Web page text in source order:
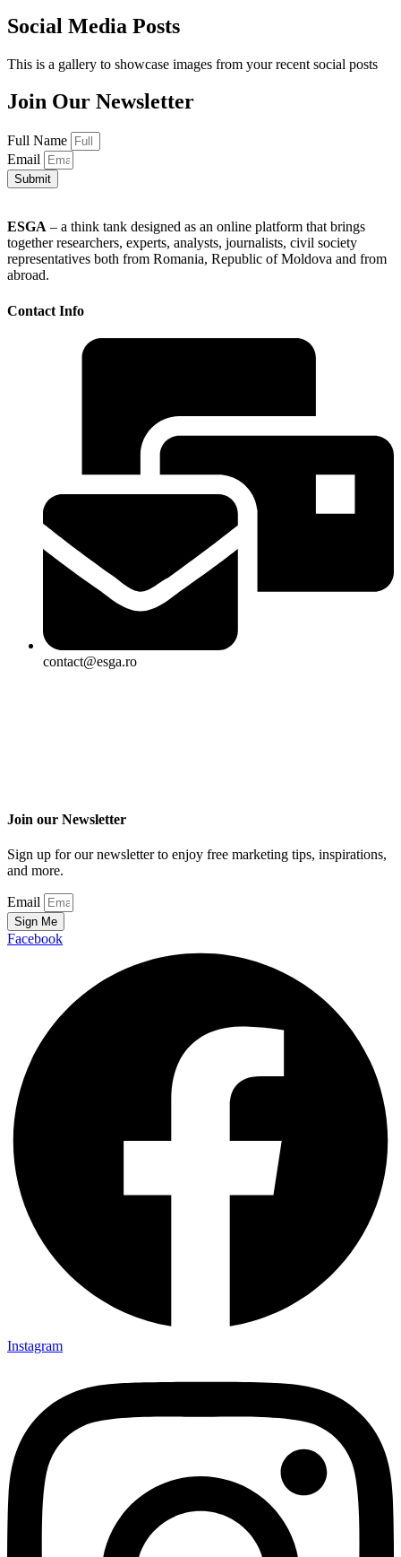
Social Media Posts
This is a gallery to showcase images from your recent social posts
Join Our Newsletter
Full Name
Email
Submit
ESGA – a think tank designed as an online platform that brings
together researchers, experts, analysts, journalists, civil society
representatives both from Romania, Republic of Moldova and from
abroad.
Contact Info
contact@esga.ro
Join our Newsletter
Sign up for our newsletter to enjoy free marketing tips, inspirations,
and more.
Email
Sign Me
Facebook
Instagram